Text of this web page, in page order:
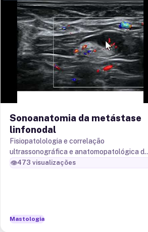
Sonoanatomia da metástase
linfonodal
Fisiopatolologia e correlação
ultrassonográfica e anatomopatológica da
metástase linfonodal axilar do câncer de
👁️473 visualizações
Mastologia